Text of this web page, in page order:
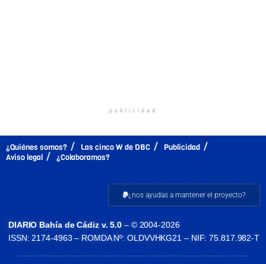
publicidad
¿Quiénes somos? Las cinco W de DBC
Publicidad
Aviso legal
¿Colaboramos?
¿nos ayudas a mantener el proyecto?
DIARIO Bahía de Cádiz v. 5.0 – © 2004-2026
ISSN: 2174-4963 – ROMDA Nº: OLDVVHKG21 – NIF: 75.817.982-T